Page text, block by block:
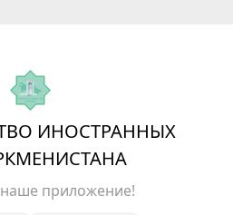
ИНОСТРАННЫХ
наше приложение!